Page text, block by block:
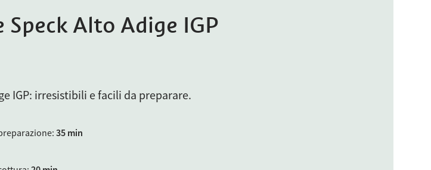
Alto Adige IGP
IGP: irresistibili e facili da preparare.
: 35 min